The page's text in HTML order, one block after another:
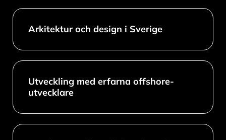
Arkitektur och design i Sverige​
Utveckling med erfarna offshore-
utvecklare